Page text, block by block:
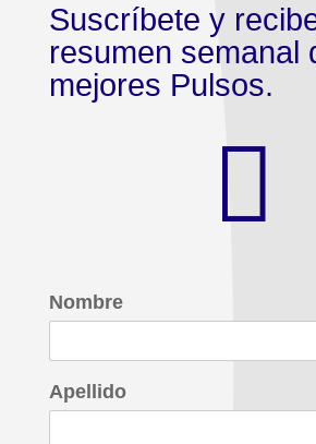
Suscríbete y
resumen semanal
mejores Pulsos.

Nombre
Apellido